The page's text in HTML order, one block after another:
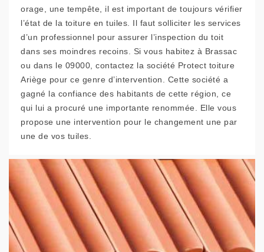
orage, une tempête, il est important de toujours vérifier
l’état de la toiture en tuiles. Il faut solliciter les services
d’un professionnel pour assurer l’inspection du toit
dans ses moindres recoins. Si vous habitez à Brassac
ou dans le 09000, contactez la société Protect toiture
Ariège pour ce genre d’intervention. Cette société a
gagné la confiance des habitants de cette région, ce
qui lui a procuré une importante renommée. Elle vous
propose une intervention pour le changement une par
une de vos tuiles.